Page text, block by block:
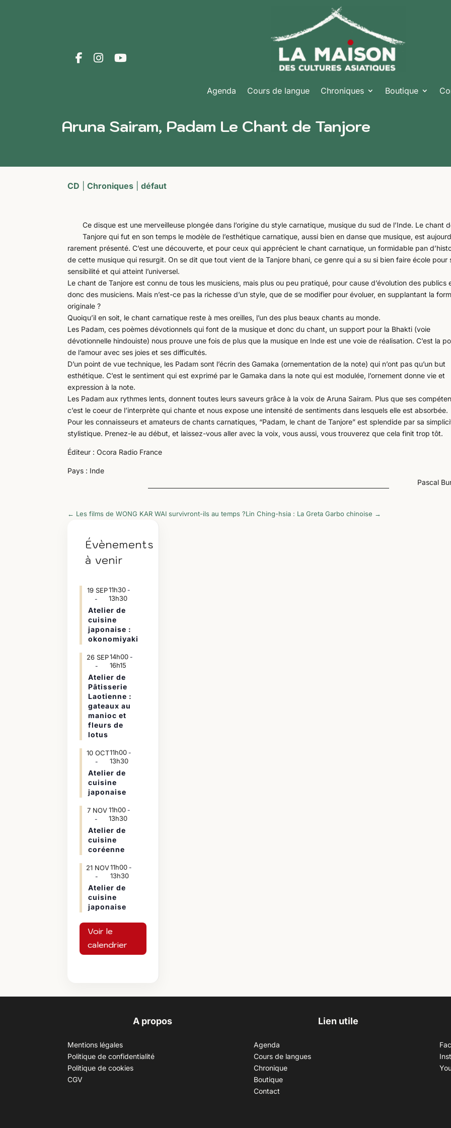
Agenda Cours de langue Chroniques Boutique
Aruna Sairam, Padam Le Chant de Tanjore
CD |Chroniques |défaut
Ce disque est une merveilleuse plongée dans l’origine du style carnatique, musique du sud de l’Inde. Le chant
Tanjore qui fut en son temps le modèle de l’esthétique carnatique, aussi bien en danse que musique, est
rarement présenté. C’est une découverte, et pour ceux qui apprécient le chant carnatique, un formidable pan
de cette musique qui resurgit. On se dit que tout vient de la Tanjore bhani, ce genre qui a su si bien faire école pour
sensibilité et qui atteint l’universel.
Le chant de Tanjore est connu de tous les musiciens, mais plus ou peu pratiqué, pour cause d’évolution des publics
donc des musiciens. Mais n’est-ce pas la richesse d’un style, que de se modifier pour évoluer, en supplantant la
originale ?
Quoiqu’il en soit, le chant carnatique reste à mes oreilles, l’un des plus beaux chants au monde.
Les Padam, ces poèmes dévotionnels qui font de la musique et donc du chant, un support pour la Bhakti (voie
dévotionnelle hindouiste) nous prouve une fois de plus que la musique en Inde est une voie de réalisation. C’est la
de l’amour avec ses joies et ses difficultés.
D’un point de vue technique, les Padam sont l’écrin des Gamaka (ornementation de la note) qui n’ont pas qu’un but
esthétique. C’est le sentiment qui est exprimé par le Gamaka dans la note qui est modulée, l’ornement donne vie et
expression à la note.
Les Padam aux rythmes lents, donnent toutes leurs saveurs grâce à la voix de Aruna Sairam. Plus que ses
c’est le coeur de l’interprète qui chante et nous expose une intensité de sentiments dans lesquels elle est absorbée.
Pour les connaisseurs et amateurs de chants carnatiques, “Padam, le chant de Tanjore” est splendide par sa
stylistique. Prenez-le au début, et laissez-vous aller avec la voix, vous aussi, vous trouverez que cela finit trop tôt.
Éditeur : Ocora Radio France
Pays : Inde
Pascal
← Les films de WONG KAR WAI survivront-ils au temps ?Lin Ching-hsia : La Greta Garbo chinoise →
Évènements
à venir
19 SEP11h30 -
13h30
Atelier de
cuisine
japonaise :
okonomiyaki
26 SEP14h00-
16h15
Atelier de
Pâtisserie
Laotienne :
gateaux au
manioc et
fleurs de
lotus
10 OCT11h00 -
13h30
Atelier de
cuisine
japonaise
7 NOV11h00-
13h30
Atelier de
cuisine
coréenne
21 NOV11h00-
13h30
Atelier de
cuisine
japonaise
Voir le
calendrier
A propos
Mentions légales
Politique de confidentialité
Politique de cookies
CGV
Lien utile
Agenda
Cours de langues
Chronique
Boutique
Contact